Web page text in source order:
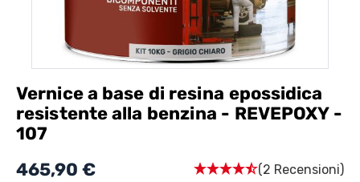
Vernice a base di resina epossidica
resistente alla benzina - REVEPOXY -
107
465,90 €
(2 Recensioni)